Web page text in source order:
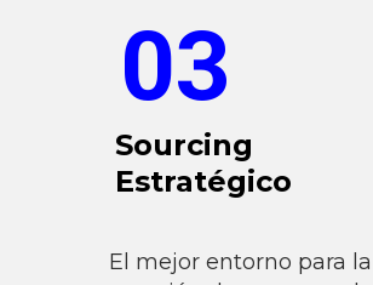
03
Sourcing
Estratégico
El mejor entorno para la